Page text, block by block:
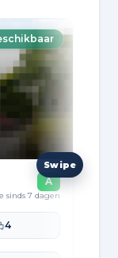
A
sinds 7 dagen
4